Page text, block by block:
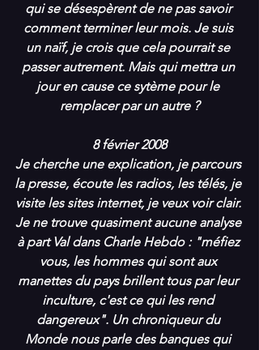
qui se désespèrent de ne pas savoir
comment terminer leur mois. Je suis
un naïf, je crois que cela pourrait se
passer autrement. Mais qui mettra un
jour en cause ce sytème pour le
remplacer par un autre ?
8 février 2008
Je cherche une explication, je parcours
la presse, écoute les radios, les télés, je
visite les sites internet, je veux voir clair.
Je ne trouve quasiment aucune analyse
à part Val dans Charle Hebdo : "méfiez
vous, les hommes qui sont aux
manettes du pays brillent tous par leur
inculture, c'est ce qui les rend
dangereux". Un chroniqueur du
Monde nous parle des banques qui